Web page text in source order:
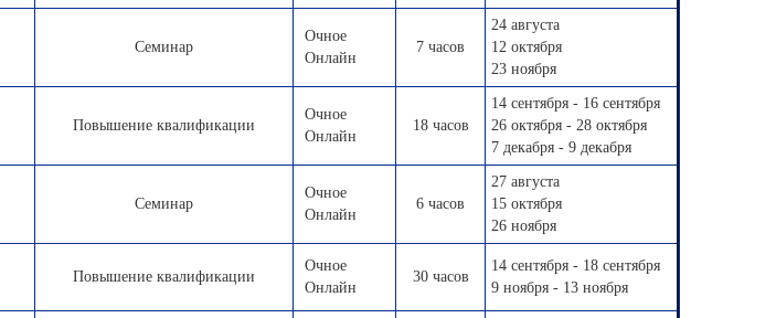
Семинар
Очное
Онлайн
7 часов
24 августа
12 октября
23 ноября
Повышение квалификации
Очное
Онлайн
18 часов
14 сентября - 16 сентября
26 октября - 28 октября
7 декабря - 9 декабря
Семинар
Очное
Онлайн
6 часов
27 августа
15 октября
26 ноября
Повышение квалификации
Очное
Онлайн
30 часов
14 сентября - 18 сентября
9 ноября - 13 ноября